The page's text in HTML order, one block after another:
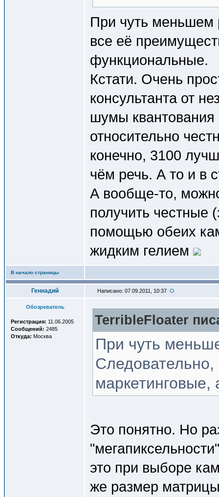
При чуть меньшем
все её
функциональные.
Кстати. Очень
консультанта от
шумы
относительно
конечно, 3100
чём речь. А то и в
А вообще-то,
получить честные
помощью обеих
жидким гелием
В начало страницы
Геннадий Написано: 07.09.2011, 10:37
Обозреватель
Регистрация: 11.06.2005
Сообщений: 2485
Откуда: Москва
TerribleFloater
При чуть
Это понятно. Но
это при выборе
же размер